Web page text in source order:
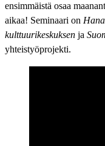
ensimmäistä osaa
aikaa! Seminaari on
kulttuurikeskuksen ja
yhteistyöprojekti.